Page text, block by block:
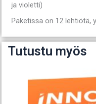
ja violetti)
Paketissa on 12 lehtiötä,
Tutustu myös